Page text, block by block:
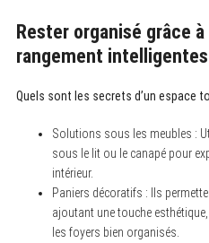
Rester organisé grâce
rangement intelligentes
Quels sont les secrets d’un espace
Solutions sous les meubles :
sous le lit ou le canapé pour
intérieur.
Paniers décoratifs : Ils
ajoutant une touche
les foyers bien organisés.